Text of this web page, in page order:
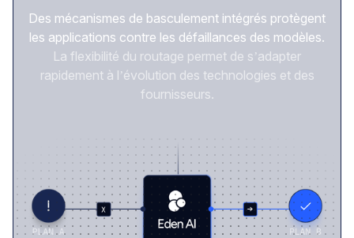
Des mécanismes de basculement intégrés protègent
les applications contre les défaillances des modèles.
La flexibilité du routage permet de s’adapter
rapidement à l’évolution des technologies et des
fournisseurs.